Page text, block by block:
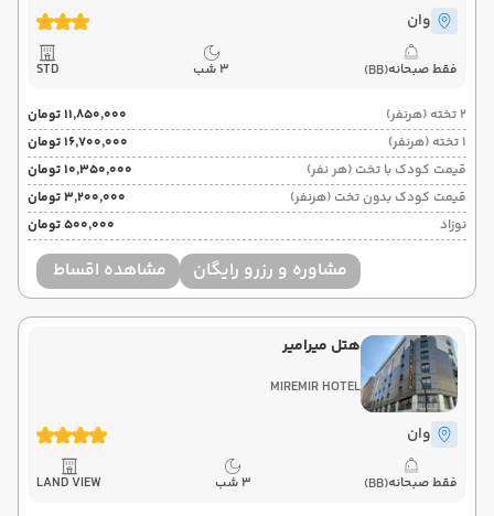
وان
فقط صبحانه(BB) 3 شب STD
2 تخته (هرنفر)
۱۱٬۸۵۰٬۰۰۰ تومان
1 تخته (هرنفر)
۱۶٬۷۰۰٬۰۰۰ تومان
قیمت کودک با تخت (هر نفر)
۱۰٬۳۵۰٬۰۰۰ تومان
قیمت کودک بدون تخت (هرنفر)
۳٬۲۰۰٬۰۰۰ تومان
نوزاد
۵۰۰٬۰۰۰ تومان
مشاوره و رزرو رایگان مشاهده اقساط
هتل میرامیر
MIREMIR HOTEL
وان
فقط صبحانه(BB) 3 شب LAND VIEW